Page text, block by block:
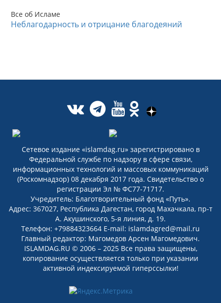
Все об Исламе
Неблагодарность и отрицание благодеяний
Сетевое издание «islamdag.ru» зарегистрировано в
Федеральной службе по надзору в сфере связи,
информационных технологий и массовых коммуникаций
(Роскомнадзор) 08 декабря 2017 года. Свидетельство о
регистрации Эл № ФС77-71717.
Учредитель: Благотворительный фонд «Путь».
Адрес: 367027, Республика Дагестан, город Махачкала, пр-т
А. Акушинского, 5-я линия, д. 19.
Телефон: +79884323664 E-mail: islamdagred@mail.ru
Главный редактор: Магомедов Арсен Магомедович.
ISLAMDAG.RU © 2006 – 2025 Все права защищены,
копирование осуществляется только при указании
активной индексируемой гиперссылки!